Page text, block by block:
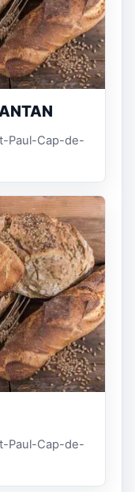
Paul-Cap-de-
Paul-Cap-de-